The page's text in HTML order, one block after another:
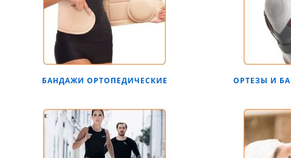
БАНДАЖИ ОРТОПЕДИЧЕСКИЕ ОРТЕЗЫ И